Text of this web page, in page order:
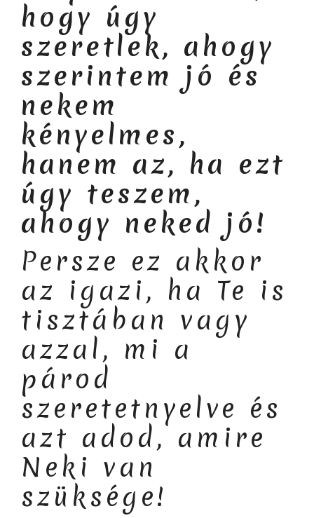
hogy úgy
szeretlek, ahogy
szerintem jó és
nekem
kényelmes,
hanem az, ha ezt
úgy teszem,
ahogy neked jó!
Persze ez akkor
az igazi, ha Te is
tisztában vagy
azzal, mi a
párod
szeretetnyelve és
azt adod, amire
Neki van
szüksége!